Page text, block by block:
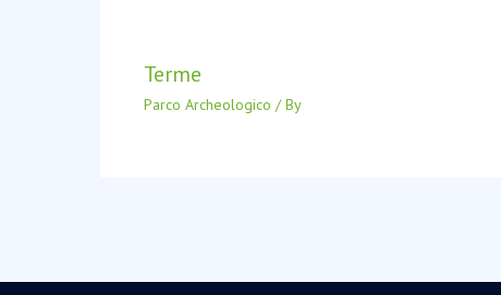
Terme
Parco Archeologico / By